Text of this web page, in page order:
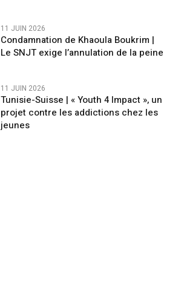
11 JUIN 2026
Condamnation de Khaoula Boukrim |
Le SNJT exige l’annulation de la peine
11 JUIN 2026
Tunisie-Suisse | « Youth 4 Impact », un
projet contre les addictions chez les
jeunes